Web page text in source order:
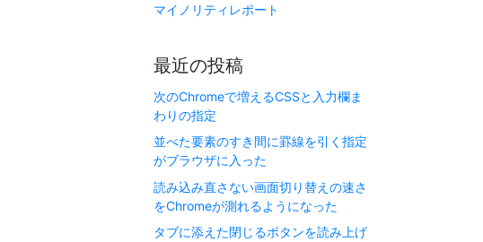
マイノリティレポート
最近の投稿
次のChromeで増えるCSSと入力欄ま
わりの指定
並べた要素のすき間に罫線を引く指定
がブラウザに入った
読み込み直さない画面切り替えの速さ
をChromeが測れるようになった
タブに添えた閉じるボタンを読み上げ